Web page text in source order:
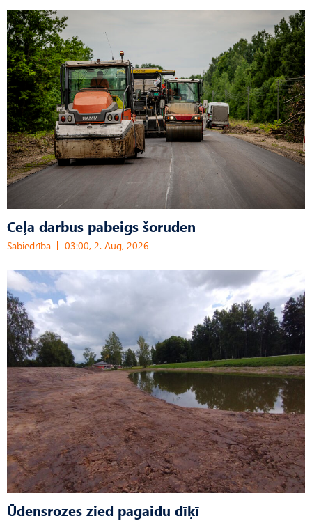
Ceļa darbus pabeigs šoruden
Sabiedrība 03:00, 2. Aug, 2026
Ūdensrozes zied pagaidu dīķī